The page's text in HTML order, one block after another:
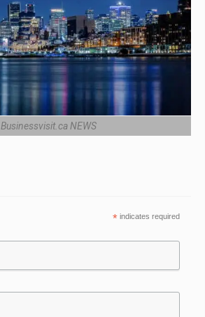
Businessvisit.ca NEWS
* indicates required